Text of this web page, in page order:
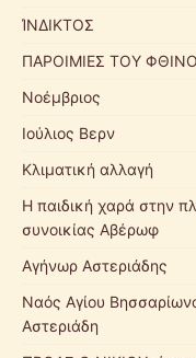
ΊΝΔΙΚΤΟΣ
ΠΑΡΟΙΜΙΕΣ ΤΟΥ
Νοέμβριος
Ιούλιος Βερν
Κλιματική αλλαγή
Η παιδική χαρά στην
συνοικίας Αβέρωφ
Αγήνωρ Αστεριάδης
Ναός Αγίου
Αστεριάδη